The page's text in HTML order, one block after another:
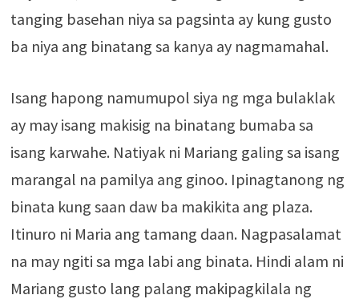
tanging basehan niya sa pagsinta ay kung gusto
ba niya ang binatang sa kanya ay nagmamahal.
Isang hapong namumupol siya ng mga bulaklak
ay may isang makisig na binatang bumaba sa
isang karwahe. Natiyak ni Mariang galing sa isang
marangal na pamilya ang ginoo. Ipinagtanong ng
binata kung saan daw ba makikita ang plaza.
Itinuro ni Maria ang tamang daan. Nagpasalamat
na may ngiti sa mga labi ang binata. Hindi alam ni
Mariang gusto lang palang makipagkilala ng